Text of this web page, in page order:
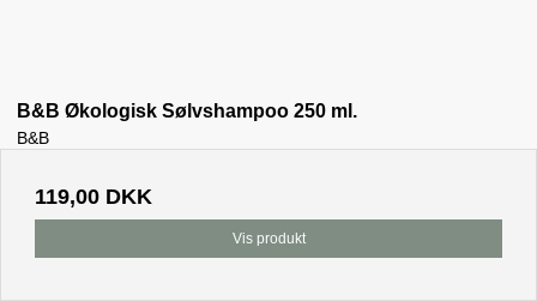
B&B Økologisk Sølvshampoo 250 ml.
B&B
119,00 DKK
Vis produkt